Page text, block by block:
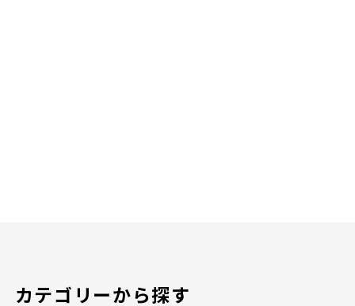
カテゴリーから探す